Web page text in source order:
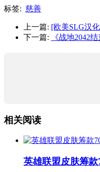
标签: 慈善
上一篇: [欧美SLG汉
下一篇:
《战地2042
相关阅读
英雄联盟皮肤筹